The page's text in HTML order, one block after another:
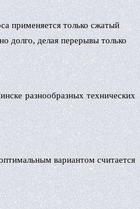
применяется только сжатый
долго, делая перерывы только
разнообразных технических
вариантом считается